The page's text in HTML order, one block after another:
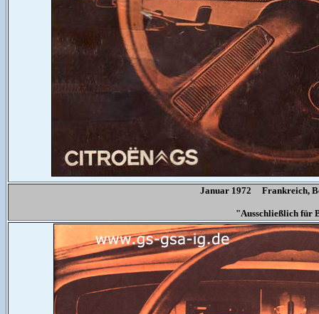
Januar 1972 Frankreich,
"Ausschließlich